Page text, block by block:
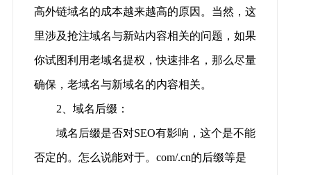
高外链域名的成本越来越高的原因。当然，这
里涉及抢注域名与新站内容相关的问题，如果
你试图利用老域名提权，快速排名，那么尽量
确保，老域名与新域名的内容相关。
2、域名后缀：
域名后缀是否对SEO有影响，这个是不能
否定的。怎么说能对于。com/.cn的后缀等是